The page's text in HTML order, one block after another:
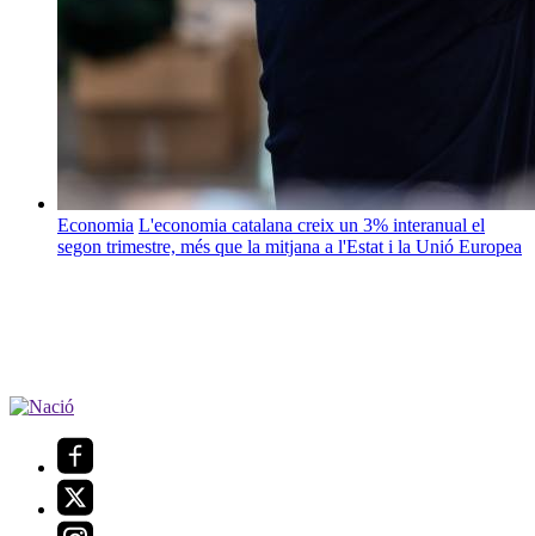
Economia L'economia catalana creix un 3% interanual el
segon trimestre, més que la mitjana a l'Estat i la Unió Europea